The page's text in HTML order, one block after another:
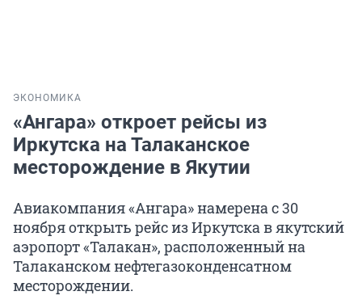
ЭКОНОМИКА
«Ангара» откроет рейсы из
Иркутска на Талаканское
месторождение в Якутии
Авиакомпания «Ангара» намерена с 30
ноября открыть рейс из Иркутска в якутский
аэропорт «Талакан», расположенный на
Талаканском нефтегазоконденсатном
месторождении.